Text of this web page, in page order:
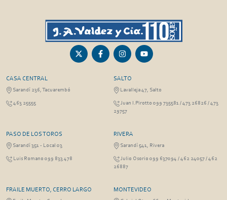
CASA CENTRAL
Sarandí 236, Tacuarembó
463 25555
SALTO
Lavalleja 47, Salto
Juan I.Pirotto 099 735581 / 473 26826 / 473
29757
PASO DE LOS TOROS
Sarandí 351 - Local 03
Luis Romano 099 833 478
RIVERA
Sarandí 541, Rivera
Julio Osorio 099 637094 / 462 24057 / 462
26887
FRAILE MUERTO, CERRO LARGO MONTEVIDEO